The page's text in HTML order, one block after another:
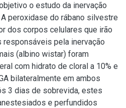
o estudo da inervação
peroxidase do rábano silvestre
dos corpos celulares que irão
pela inervação
(albino wistar) foram
com hidrato de cloral a 10% e
bilateralmente em ambos
3 dias de sobrevida, estes
e perfundidos